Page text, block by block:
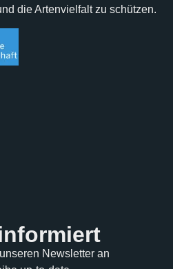
die Artenvielfalt zu schützen.
Newsletter an